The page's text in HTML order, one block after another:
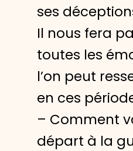
ses
Il nous fera
toutes les
l’on peut
en ces
– Comment
départ à la